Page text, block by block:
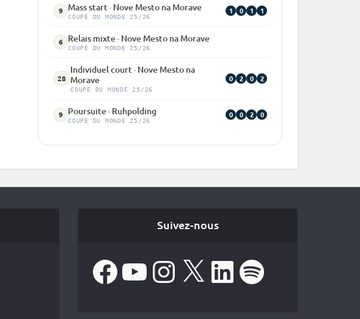
9 Mass start · Nove Mesto na Morave
COUPE DU MONDE 25/26
1 0 1 1
6 Relais mixte · Nove Mesto na Morave
COUPE DU MONDE 25/26
28
Individuel court · Nove Mesto na
Morave
COUPE DU MONDE 25/26
0 2 0 2
9 Poursuite · Ruhpolding
COUPE DU MONDE 25/26
0 0 2 0
Suivez-nous
FacebookYouTube Instagram
X LinkedIn Spotify